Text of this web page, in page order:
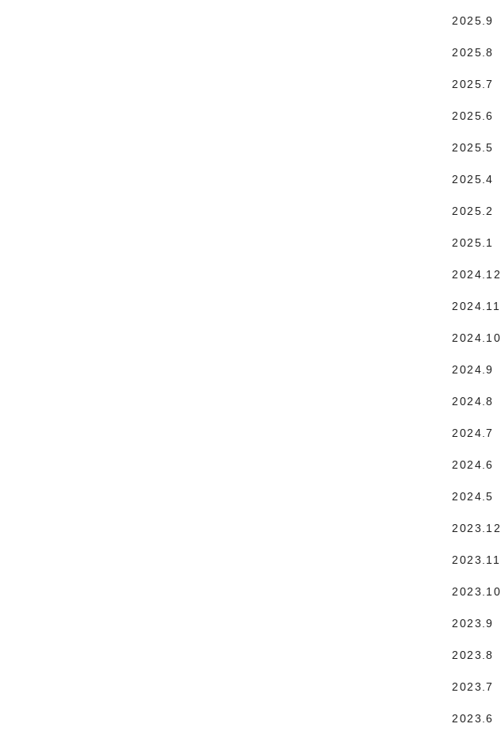
2025.9
2025.8
2025.7
2025.6
2025.5
2025.4
2025.2
2025.1
2024.12
2024.11
2024.10
2024.9
2024.8
2024.7
2024.6
2024.5
2023.12
2023.11
2023.10
2023.9
2023.8
2023.7
2023.6